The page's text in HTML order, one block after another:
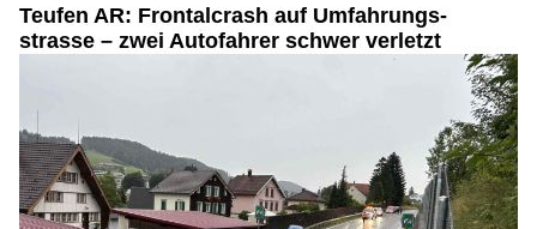
Teufen AR: Frontalcrash auf Umfahrungs-
strasse – zwei Autofahrer schwer verletzt